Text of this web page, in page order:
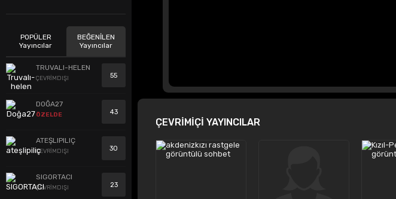
POPÜLER
Yayıncılar
BEĞENİLEN
Yayıncılar
TRUVALI-HELEN
ÇEVRİMDIŞI 55
DOĞA27
ÖZELDE 43
ATEŞLIPILIÇ
ÇEVRİMDIŞI 30
SIGORTACI
ÇEVRİMDIŞI 23
ÇEVRİMİÇİ YAYINCILAR